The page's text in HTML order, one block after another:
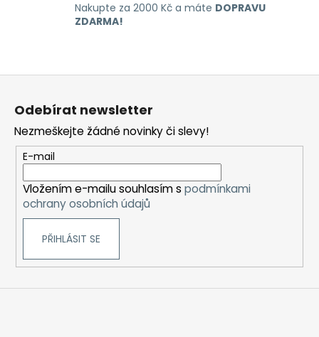
ý
u
Nakupte za 2000 Kč a máte DOPRAVU
ZDARMA!
Z
Odebírat newsletter
Nezmeškejte žádné novinky či slevy!
E-mail
Vložením e-mailu souhlasím s podmínkami
ochrany osobních údajů
PŘIHLÁSIT SE